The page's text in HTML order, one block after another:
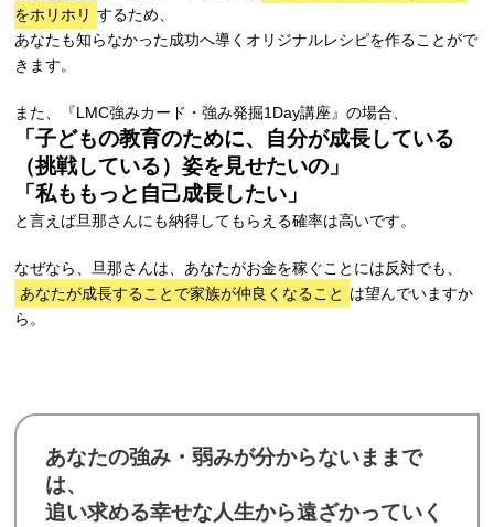
をホリホリ するため、
あなたも知らなかった成功へ導くオリジナルレシピを作ることがで
きます。
また、『LMC強みカード・強み発掘1Day講座』の場合、
「子どもの教育のために、自分が成長している
（挑戦している）姿を見せたいの」
「私ももっと自己成長したい」
と言えば旦那さんにも納得してもらえる確率は高いです。
なぜなら、旦那さんは、あなたがお金を稼ぐことには反対でも、
あなたが成長することで家族が仲良くなること は望んでいますか
ら。
あなたの強み・弱みが分からないままで
は、
追い求める幸せな人生から遠ざかっていく